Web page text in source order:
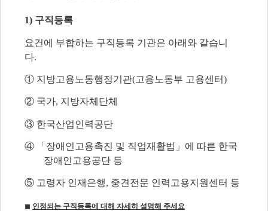
1) 구직등록
요건에 부합하는 구직등록 기관은 아래와 같습니
다.
① 지방고용노동행정기관(고용노동부 고용센터)
② 국가, 지방자체단체
③ 한국산업인력공단
④ 「장애인고용촉진 및 직업재활법」에 따른 한국
장애인고용공단 등
⑤ 고령자 인재은행, 중견전문 인력고용지원센터 등
◼ 인정되는 구직등록에 대해 자세히 설명해 주세요